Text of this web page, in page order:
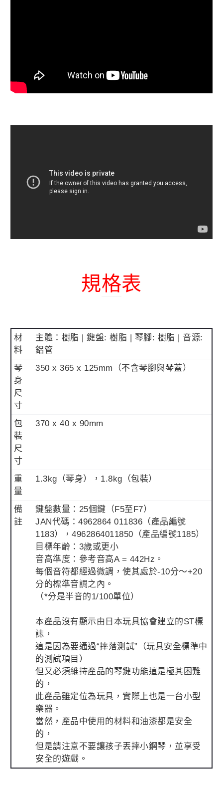
規格表
材
料
主體：樹脂 | 鍵盤: 樹脂 | 琴腳: 樹脂 | 音源:
鋁管
琴
身
尺
寸
350 x 365 x 125mm（不含琴腳與琴蓋）
包
裝
尺
寸
370 x 40 x 90mm
重
量
1.3kg（琴身），1.8kg（包裝）
備
註
鍵盤數量：25個鍵（F5至F7）
JAN代碼：4962864 011836（產品編號
1183），4962864011850（產品編號1185）
目標年齡：3歲或更小
音高準度：參考音高A = 442Hz。
每個音符都經過微調，使其處於-10分～+20
分的標準音調之內。
（*分是半音的1/100單位）
本產品沒有顯示由日本玩具協會建立的ST標
誌，
這是因為要通過“摔落測試”（玩具安全標準中
的測試項目）
但又必須維持產品的琴鍵功能這是極其困難
的，
此產品雖定位為玩具，實際上也是一台小型
樂器。
當然，產品中使用的材料和油漆都是安全
的，
但是請注意不要讓孩子丟摔小鋼琴，並享受
安全的遊戲。